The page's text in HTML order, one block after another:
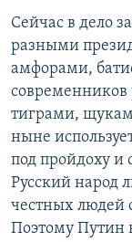
Сейчас в дело
разными
амфорами,
современников
тиграми,
ныне
под пройдоху и
Русский народ
честных людей
Поэтому Путин